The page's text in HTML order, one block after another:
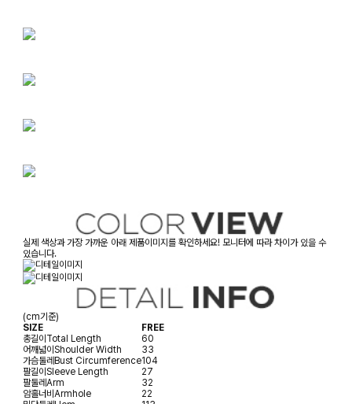
실제 색상과 가장 가까운 아래 제품이미지를 확인하세요! 모니터에 따라 차이가 있을 수
있습니다.
(cm기준)
SIZE
FREE
총길이Total Length
60
어깨넓이Shoulder Width
33
가슴둘레Bust Circumference104
팔길이Sleeve Length
27
팔둘레Arm
32
암홀너비Armhole
22